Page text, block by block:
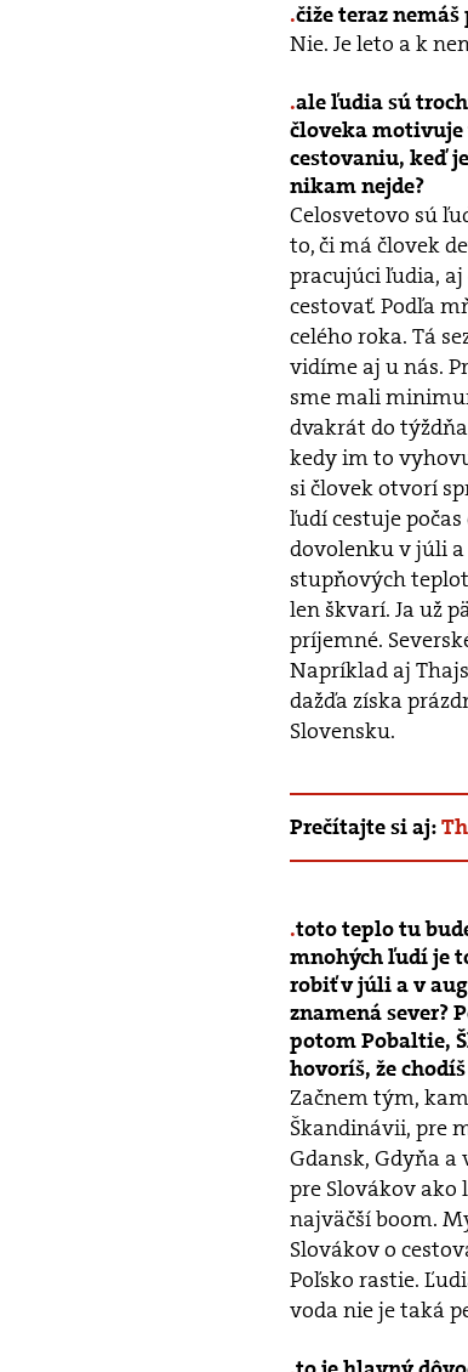
čiže teraz nemáš
Nie. Je leto a k
ale ľudia sú
človeka motivuje
cestovaniu, keď
nikam nejde?
Celosvetovo sú
to, či má človek
pracujúci ľudia,
cestovať. Podľa
celého roka. Tá
vidíme aj u nás.
sme mali
dvakrát do
kedy im to
si človek otvorí
ľudí cestuje
dovolenku v júli a
stupňových
len škvarí. Ja už
príjemné.
Napríklad aj
dažďa získa
Slovensku.
Prečítajte si aj:
toto teplo tu
mnohých ľudí je
robiť v júli a v
znamená sever?
potom Pobaltie,
hovoríš, že
Začnem tým,
Škandinávii, pre
Gdansk, Gdyňa a
pre Slovákov
najväčší boom.
Slovákov o
Poľsko rastie.
voda nie je taká